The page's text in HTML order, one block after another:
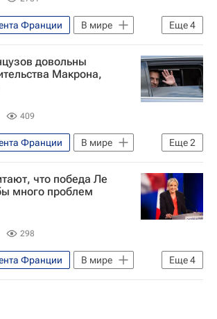
Еще4
Франции
В мире
в 2018 году
Дональд Трамп
довольны
Макрона,
409
Еще2
Франции
В мире
Эммануэль Макрон
что победа Ле
много проблем
298
Еще4
Франции
В мире
Марин Ле Пен